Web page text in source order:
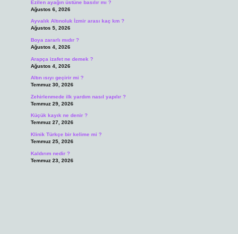
Ezilen ayağın üstüne basılır mı ?
Ağustos 6, 2026
Ayvalık Altınoluk İzmir arası kaç km ?
Ağustos 5, 2026
Boya zararlı mıdır ?
Ağustos 4, 2026
Arapça izafet ne demek ?
Ağustos 4, 2026
Altın ısıyı geçirir mi ?
Temmuz 30, 2026
Zehirlenmede ilk yardım nasıl yapılır ?
Temmuz 29, 2026
Küçük kayık ne denir ?
Temmuz 27, 2026
Klinik Türkçe bir kelime mi ?
Temmuz 25, 2026
Kaldırım nedir ?
Temmuz 23, 2026